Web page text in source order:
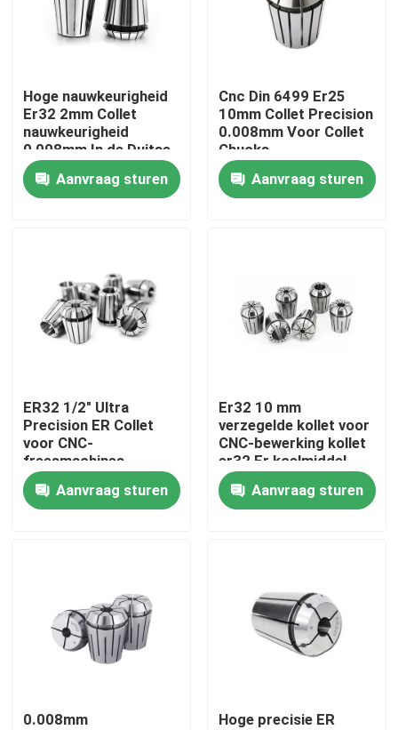
Videos
Fabrieksreis
Kwaliteitscontrole
Verzoek om een Citaat
BT-Hulpmiddelhouder
SK-Hulpmiddelhouder
Hoge nauwkeurigheid
Er32 2mm Collet
nauwkeurigheid
0,008mm In de Duitse
DIN 6499
Specificaties
Aanvraag sturen
Cnc Din 6499 Er25
10mm Collet Precision
0.008mm Voor Collet
Chucks
Aanvraag sturen
ER32 1/2" Ultra
Precision ER Collet
voor CNC-
freesmachines
nauwkeurigheid 0,005
mm Aanvraag sturen
Er32 10 mm
verzegelde kollet voor
CNC-bewerking kollet
er32 Er koelmiddel
verzegelkollet
Aanvraag sturen
0.008mm
Hoge precisie ER